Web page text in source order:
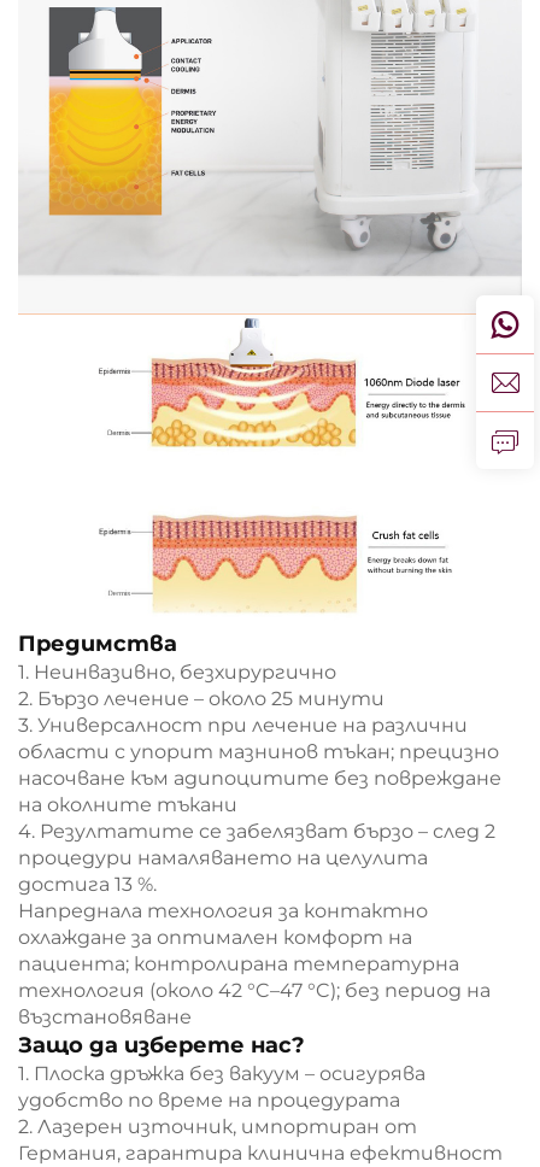
Предимства
1. Неинвазивно, безхирургично
2. Бързо лечение – около 25 минути
3. Универсалност при лечение на различни
области с упорит мазнинов тъкан; прецизно
насочване към адипоцитите без повреждане
на околните тъкани
4. Резултатите се забелязват бързо – след 2
процедури намаляването на целулита
достига 13 %.
Напреднала технология за контактно
охлаждане за оптимален комфорт на
пациента; контролирана температурна
технология (около 42 °C–47 °C); без период на
възстановяване
Защо да изберете нас?
1. Плоска дръжка без вакуум – осигурява
удобство по време на процедурата
2. Лазерен източник, импортиран от
Германия, гарантира клинична ефективност